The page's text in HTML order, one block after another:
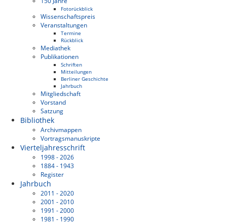
Fotorückblick
Wissenschaftspreis
Veranstaltungen
Termine
Rückblick
Mediathek
Publikationen
Schriften
Mitteilungen
Berliner Geschichte
Jahrbuch
Mitgliedschaft
Vorstand
Satzung
Bibliothek
Archivmappen
Vortragsmanuskripte
Vierteljahresschrift
1998 - 2026
1884 - 1943
Register
Jahrbuch
2011 - 2020
2001 - 2010
1991 - 2000
1981 - 1990